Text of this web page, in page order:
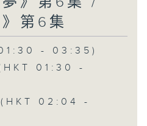
第6集
- 03:35)
01:30 -
02:04 -